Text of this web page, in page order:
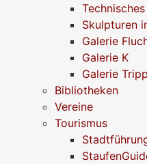
Skulpturen
Galerie
Galerie K
Galerie Tripp
Bibliotheken
Vereine
Tourismus